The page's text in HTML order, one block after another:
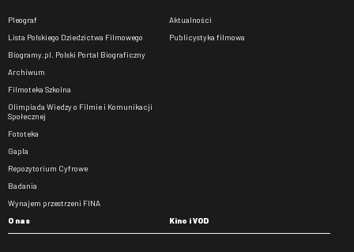
Pleograf
Lista Polskiego Dziedzictwa Filmowego
Biogramy.pl. Polski Portal Biograficzny
Archiwum
Filmoteka Szkolna
Olimpiada Wiedzy o Filmie i Komunikacji
Społecznej
Fototeka
Gapla
Repozytorium Cyfrowe
Badania
Wynajem przestrzeni FINA
Aktualności
Publicystyka filmowa
O nas Kino i VOD